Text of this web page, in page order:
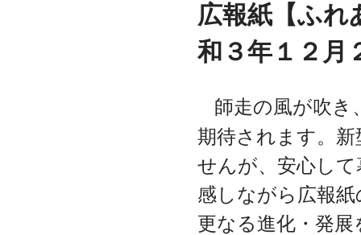
広報紙【ふれ
和３年１２月
師走の風が吹き
期待されます。
せんが、安心し
感しながら広報
更なる進化・発